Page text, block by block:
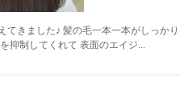
てきました♪ 髪の毛一本一本がしっかり
抑制してくれて 表面のエイジ...